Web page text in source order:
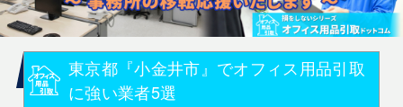
東京都『小金井市』でオフィス用品引取
に強い業者5選